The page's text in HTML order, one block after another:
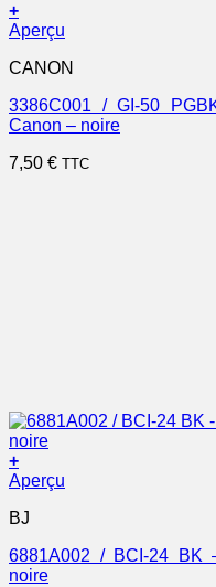
+
Aperçu
CANON
3386C001 / GI-50
Canon – noire
7,50 € TTC
+
Aperçu
BJ
6881A002 / BCI-24 BK
noire